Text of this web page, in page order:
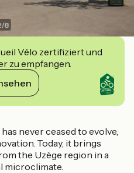
/8
Vélo zertifiziert und
zu empfangen.
never ceased to evolve,
Today, it brings
the Uzège region in a
microclimate.